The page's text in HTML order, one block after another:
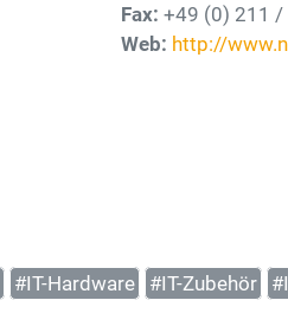
Fax: +49 (0) 211 /
Web: http://
#IT-Hardware #IT-Zubehör